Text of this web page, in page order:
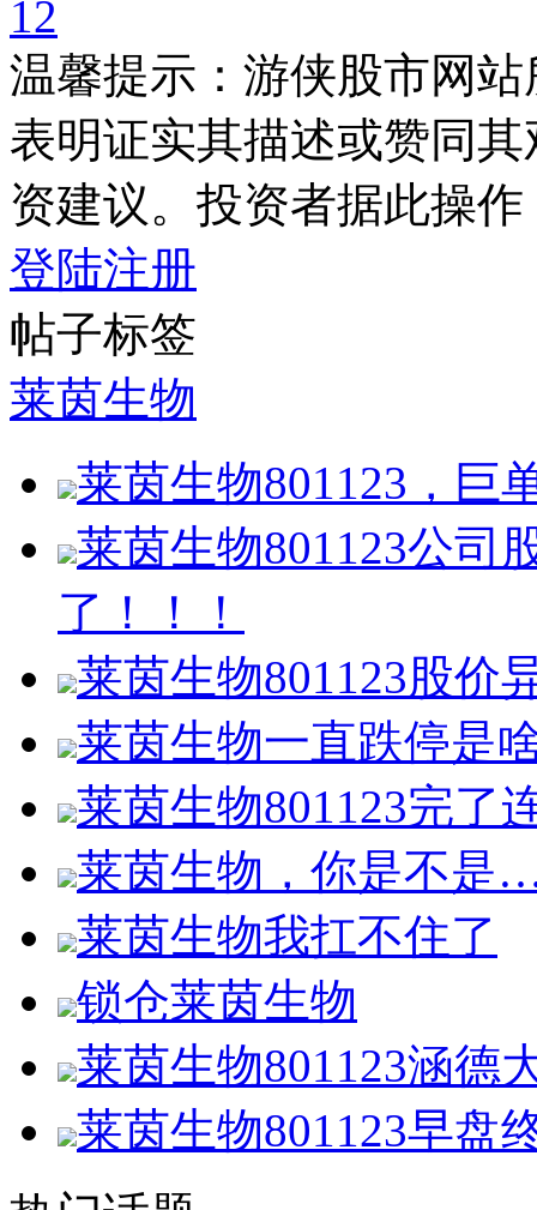
12
温馨提示：游侠股市网
表明证实其描述或赞同
资建议。投资者据此操
登陆注册
帖子标签
莱茵生物
莱茵生物801123，巨
莱茵生物801123公司
了！！！
莱茵生物801123股价
莱茵生物一直跌停
莱茵生物801123完了
莱茵生物，你是不
莱茵生物我扛不住了
锁仓莱茵生物
莱茵生物801123涵德
莱茵生物801123早盘